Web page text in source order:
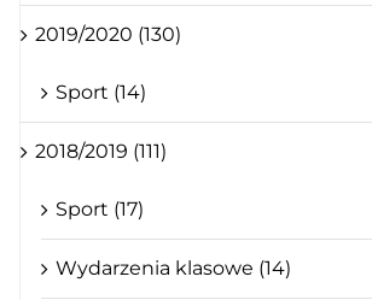
2019/2020 (130)
Sport (14)
2018/2019 (111)
Sport (17)
Wydarzenia klasowe (14)